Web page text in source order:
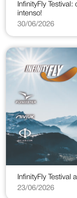
InfinityFly
intenso!
30/06/2026
InfinityFly Testival
23/06/2026